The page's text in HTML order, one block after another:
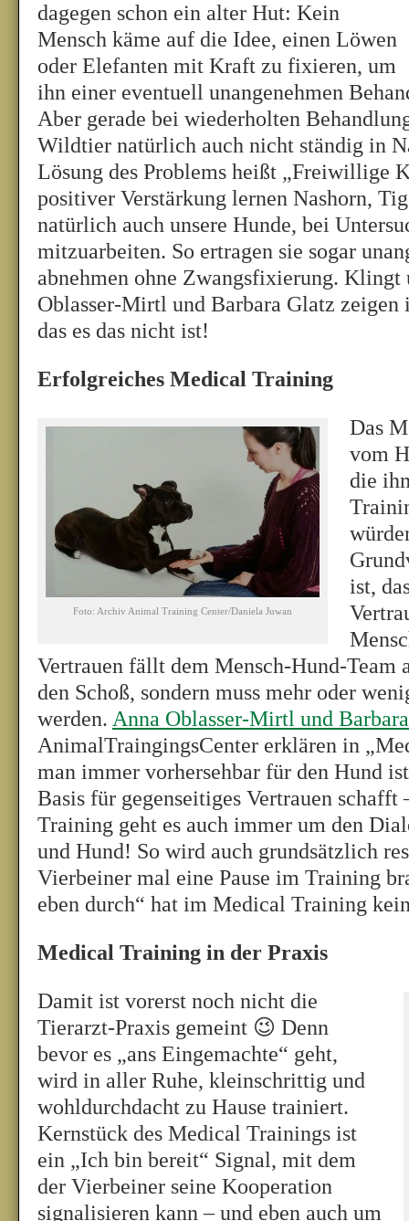
dagegen schon ein alter Hut: Kein
Mensch käme auf die Idee, einen Löwen
oder Elefanten mit Kraft zu fixieren, um
ihn einer eventuell unangenehmen
Aber gerade bei wiederholten
Wildtier natürlich auch nicht ständig in
Lösung des Problems heißt „Freiwillige
positiver Verstärkung lernen Nashorn,
natürlich auch unsere Hunde, bei
mitzuarbeiten. So ertragen sie sogar
abnehmen ohne Zwangsfixierung. Klingt
Oblasser-Mirtl und Barbara Glatz
das es das nicht ist!
Erfolgreiches Medical Training
Foto: Archiv Animal Training Center/Daniela Juwan
Das
vom
die
ist,
Vertrauen fällt dem Mensch-Hund-Team
den Schoß, sondern muss mehr oder
werden. Anna Oblasser-Mirtl und
AnimalTraingingsCenter erklären in
man immer vorhersehbar für den Hund
Basis für gegenseitiges Vertrauen
Training geht es auch immer um den
und Hund! So wird auch grundsätzlich
Vierbeiner mal eine Pause im Training
eben durch“ hat im Medical Training
Medical Training in der Praxis
Damit ist vorerst noch nicht die
Tierarzt-Praxis gemeint 😉 Denn
bevor es „ans Eingemachte“ geht,
wird in aller Ruhe, kleinschrittig und
wohldurchdacht zu Hause trainiert.
Kernstück des Medical Trainings ist
ein „Ich bin bereit“ Signal, mit dem
der Vierbeiner seine Kooperation
signalisieren kann – und eben auch um